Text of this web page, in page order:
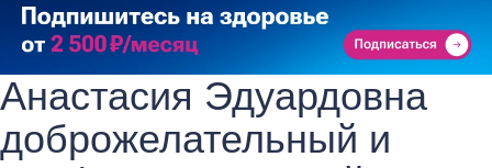
Анастасия Эдуардовна
доброжелательный и